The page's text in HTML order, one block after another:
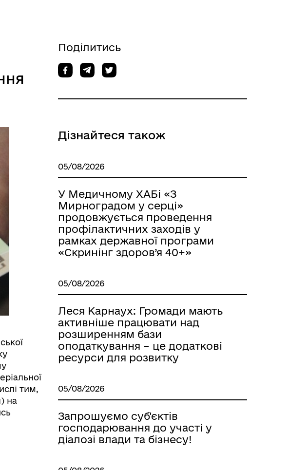
тим,
на
Поділитись
Дізнайтеся також
05/08/2026
У Медичному ХАБі «З
Мирноградом у серці»
продовжується проведення
профілактичних заходів у
рамках державної програми
«Скринінг здоров’я 40+»
05/08/2026
Леся Карнаух: Громади мають
активніше працювати над
розширенням бази
оподаткування – це додаткові
ресурси для розвитку
05/08/2026
Запрошуємо суб'єктiв
господарювання до участі у
діалозі влади та бізнесу!